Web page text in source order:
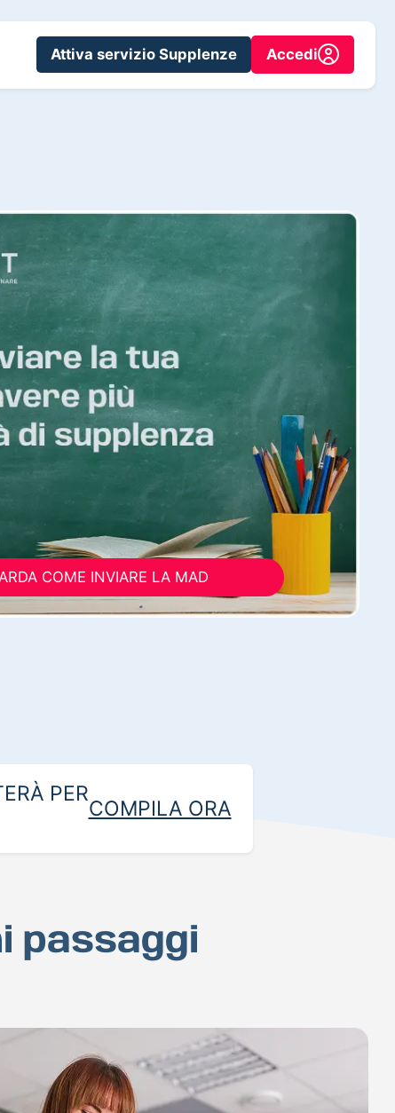
Attiva servizio Supplenze Accedi
COME INVIARE LA MAD
PER
COMPILA ORA
passaggi